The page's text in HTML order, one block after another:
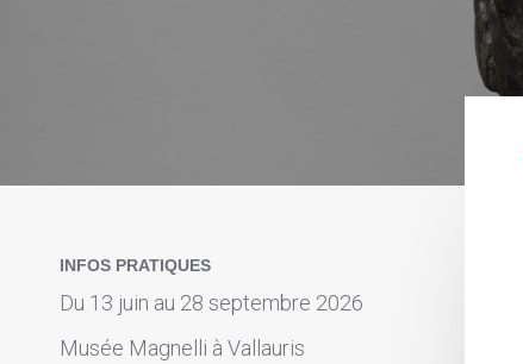
INFOS PRATIQUES
Du 13 juin au 28 septembre 2026
Musée Magnelli à Vallauris